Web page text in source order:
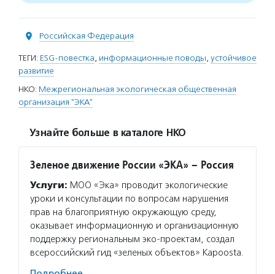
Российская Федерация
ТЕГИ: ESG-повестка, информационные поводы, устойчивое
развитие
НКО: Межрегиональная экологическая общественная
организация "ЭКА"
Узнайте больше в каталоге НКО
Зеленое движение России «ЭКА» – Россия
Услуги: МОО «Эка» проводит экологические
уроки и консультации по вопросам нарушения
прав на благоприятную окружающую среду,
оказывает информационную и организационную
поддержку региональным эко-проектам, создал
всероссийский гид «зеленых объектов» Kapoosta.